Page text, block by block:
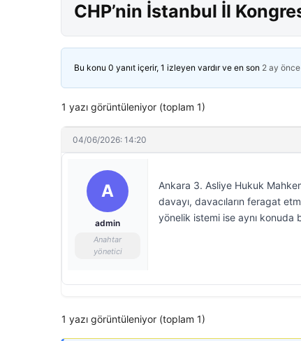
CHP’nin İstanbul İl
Bu konu 0 yanıt içerir, 1 izleyen vardır ve en son 2 ay önce
1 yazı görüntüleniyor (toplam 1)
04/06/2026: 14:20
A
admin
Anahtar
yönetici
Ankara 3. Asliye Hukuk
davayı, davacıların feragat
yönelik istemi ise aynı
1 yazı görüntüleniyor (toplam 1)